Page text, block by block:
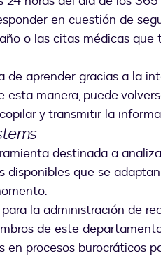
en cuestión de
o las citas médicas
aprender gracias a la
esta manera, puede
y transmitir la
destinada a
que se
la administración de
de este
en procesos burocráticos